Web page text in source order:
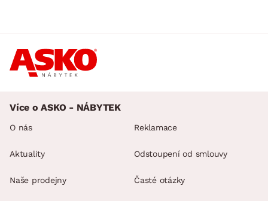
Více o ASKO - NÁBYTEK
O nás
Aktuality
Naše prodejny
Reklamace
Odstoupení od smlouvy
Časté otázky